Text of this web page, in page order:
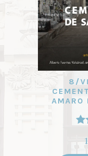
8/
AMARO